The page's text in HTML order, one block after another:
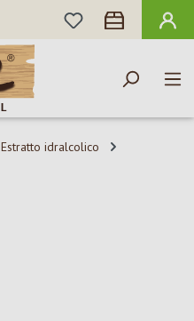
HAI 0 ARTICOLI
Estratto idralcolico